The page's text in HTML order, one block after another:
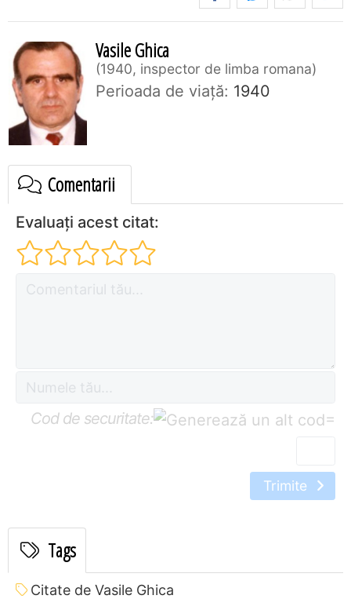
Vasile Ghica
1940, inspector de limba romana
Perioada de viaţă: 1940
Comentarii
Evaluați acest citat:
Cod de securitate: =
Trimite
Tags
Citate de Vasile Ghica